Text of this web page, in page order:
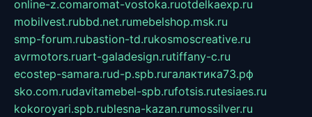
online-z.comaromat-vostoka.ruotdelkaexp.ru
mobilvest.rubbd.net.rumebelshop.msk.ru
smp-forum.rubastion-td.rukosmoscreative.ru
avrmotors.ruart-galadesign.rutiffany-c.ru
ecostep-samara.rud-p.spb.ruгалактика73.рф
sko.com.rudavitamebel-spb.rufotsis.rutesiaes.ru
kokoroyari.spb.rublesna-kazan.rumossilver.ru